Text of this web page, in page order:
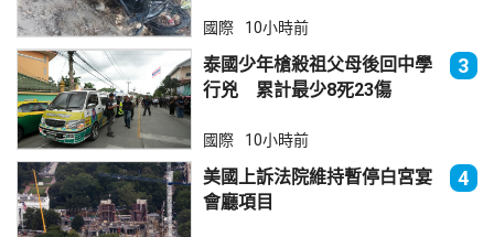
國際 10小時前
泰國少年槍殺祖父母後回中學
行兇 累計最少8死23傷
3
國際 10小時前
美國上訴法院維持暫停白宮宴
會廳項目
4